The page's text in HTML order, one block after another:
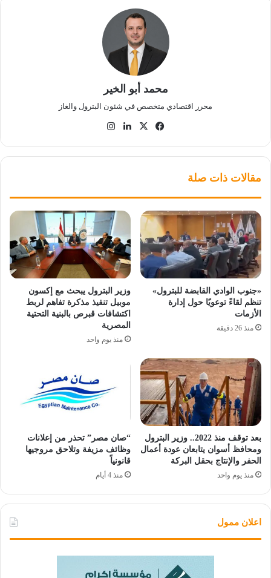
محمد أبو الخير
محرر اقتصادي متخصص في شئون البترول والغاز
فيسبوك
‫X لينكدإن
مقالات ذات صلة
«جنوب الوادي القابضة للبترول»
تنظم لقاءً توعويًا حول إدارة
الأزمات
منذ 26 دقيقة
وزير البترول يبحث مع إكسون
موبيل تنفيذ مذكرة تفاهم لربط
اكتشافات قبرص بالبنية التحتية
المصرية
منذ يوم واحد
بعد توقف منذ 2022.. وزير البترول
ومحافظ أسوان يتابعان عودة أعمال
الحفر والإنتاج بحقل البركة
منذ يوم واحد
“صان مصر” تحذر من إعلانات
وظائف مزيفة وتلاحق مروجيها
قانونياً
منذ 4 أيام
اعلان ممول